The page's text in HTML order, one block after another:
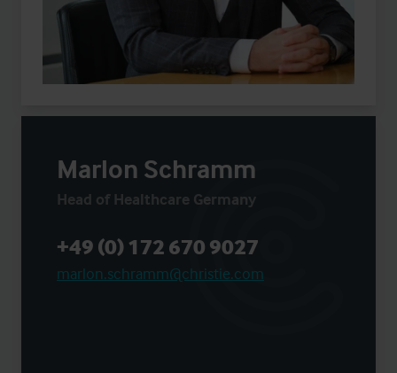
Marlon Schramm
Head of Healthcare Germany
+49 (0) 172 670 9027
marlon.schramm@christie.com